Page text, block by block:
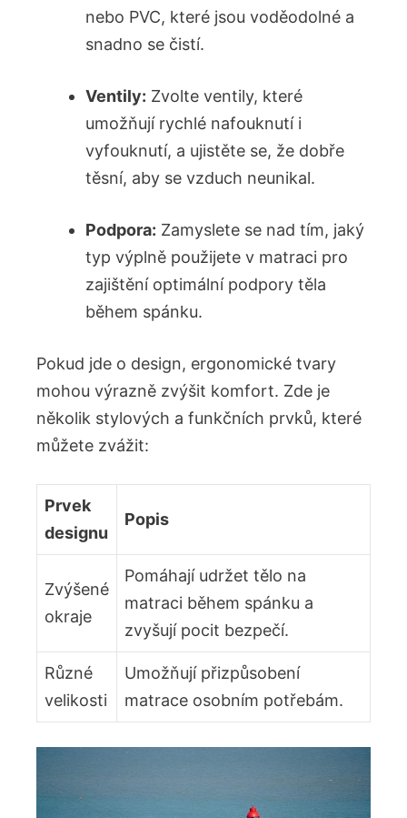
nebo PVC, které jsou voděodolné a
snadno se čistí.
Ventily: Zvolte ventily, které
umožňují rychlé nafouknutí i
vyfouknutí, a ujistěte se, že dobře
těsní, aby se vzduch neunikal.
Podpora: Zamyslete se nad tím, jaký
typ výplně použijete v matraci pro
zajištění optimální podpory těla
během spánku.
Pokud jde o design, ergonomické tvary
mohou výrazně zvýšit komfort. Zde je
několik stylových a funkčních prvků, které
můžete zvážit:
Prvek
designu
Popis
Zvýšené
okraje
Pomáhají udržet tělo na
matraci během spánku a
zvyšují pocit bezpečí.
Různé
velikosti
Umožňují přizpůsobení
matrace osobním potřebám.